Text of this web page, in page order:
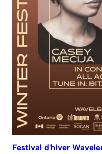
Festival d'hiver